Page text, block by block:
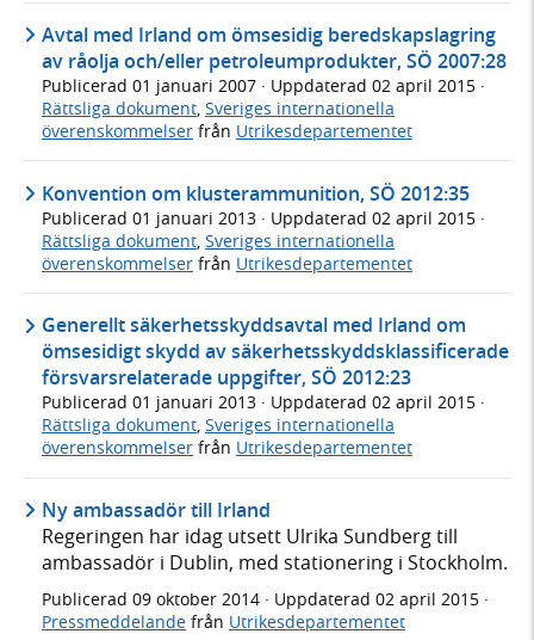
Avtal med Irland om ömsesidig beredskapslagring
av råolja och/eller petroleumprodukter, SÖ 2007:28
Publicerad 01 januari 2007 · Uppdaterad 02 april 2015 ·
Rättsliga dokument, Sveriges internationella
överenskommelser från Utrikesdepartementet
Konvention om klusterammunition, SÖ 2012:35
Publicerad 01 januari 2013 · Uppdaterad 02 april 2015 ·
Rättsliga dokument Sveriges internationella
överenskommelser från Utrikesdepartementet
Generellt säkerhetsskyddsavtal med Irland om
ömsesidigt skydd av säkerhetsskyddsklassificerade
försvarsrelaterade uppgifter, SÖ 2012:23
Publicerad 01 januari 2013 · Uppdaterad 02 april 2015 ·
Rättsliga dokument, Sveriges internationella
överenskommelser från Utrikesdepartementet
Ny ambassadör till Irland
Regeringen har idag utsett Ulrika Sundberg till
ambassadör i Dublin, med stationering i Stockholm.
Publicerad 09 oktober 2014 · Uppdaterad 02 april 2015 ·
Pressmeddelande från Utrikesdepartementet